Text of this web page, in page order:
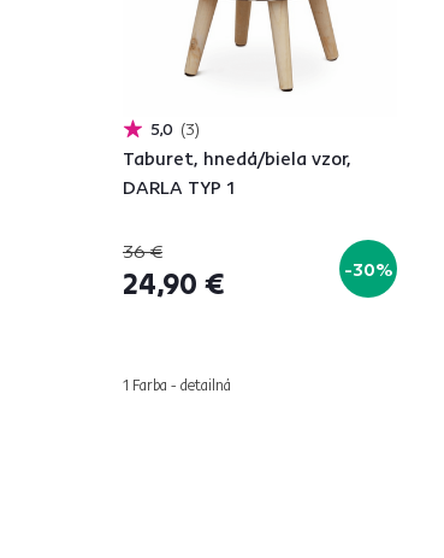
5,0 3
Taburet, hnedá/biela vzor,
DARLA TYP 1
36 €
24,90 € -30%
1 Farba - detailná